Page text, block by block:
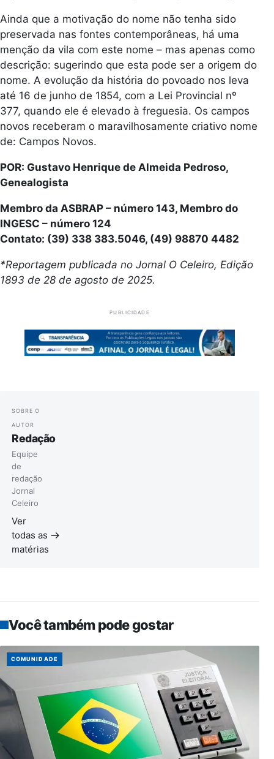
Ainda que a motivação do nome não tenha sido
preservada nas fontes contemporâneas, há uma
menção da vila com este nome – mas apenas como
descrição: sugerindo que esta pode ser a origem do
nome. A evolução da história do povoado nos leva
até 16 de junho de 1854, com a Lei Provincial nº
377, quando ele é elevado à freguesia. Os campos
novos receberam o maravilhosamente criativo nome
de: Campos Novos.
POR: Gustavo Henrique de Almeida Pedroso,
Genealogista
Membro da ASBRAP – número 143, Membro do
INGESC – número 124
Contato: (39) 338 383.5046, (49) 98870 4482
*Reportagem publicada no Jornal O Celeiro, Edição
1893 de 28 de agosto de 2025.
PUBLICIDADE
SOBRE O
AUTOR
Redação
Equipe
de
redação
Jornal
Celeiro
Ver
todas as
matérias
Você também pode gostar
COMUNIDADE